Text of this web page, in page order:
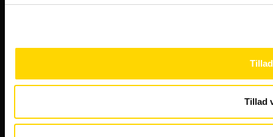
Tillad